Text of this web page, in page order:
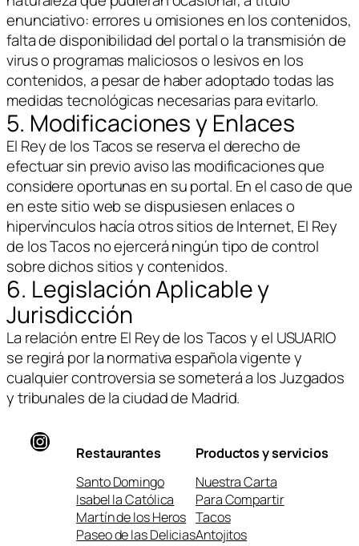
enunciativo: errores u omisiones en los contenidos,
falta de disponibilidad del portal o la transmisión de
virus o programas maliciosos o lesivos en los
contenidos, a pesar de haber adoptado todas las
medidas tecnológicas necesarias para evitarlo.
5. Modificaciones y Enlaces
El Rey de los Tacos se reserva el derecho de
efectuar sin previo aviso las modificaciones que
considere oportunas en su portal. En el caso de que
en este sitio web se dispusiesen enlaces o
hipervínculos hacía otros sitios de Internet, El Rey
de los Tacos no ejercerá ningún tipo de control
sobre dichos sitios y contenidos.
6. Legislación Aplicable y
Jurisdicción
La relación entre El Rey de los Tacos y el USUARIO
se regirá por la normativa española vigente y
cualquier controversia se someterá a los Juzgados
y tribunales de la ciudad de Madrid.
InstagramRestaurantes
Santo Domingo
Isabel la Católica
Martín de los Heros
Paseo de las Delicias
Productos y servicios
Nuestra Carta
Para Compartir
Tacos
Antojitos